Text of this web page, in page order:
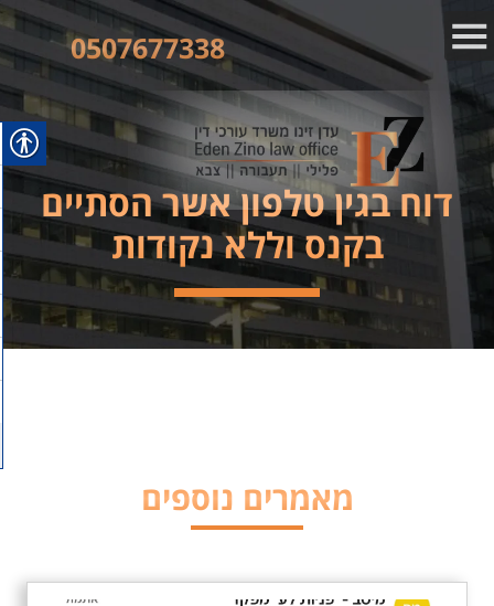
0507677338
דוח בגין טלפון אשר הסתיים
בקנס וללא נקודות
מאמרים נוספים